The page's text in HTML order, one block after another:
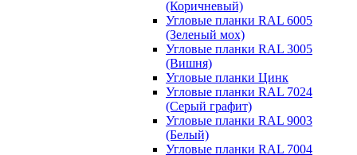
(Коричневый)
Угловые планки RAL 6005
(Зеленый мох)
Угловые планки RAL 3005
(Вишня)
Угловые планки Цинк
Угловые планки RAL 7024
(Серый графит)
Угловые планки RAL 9003
(Белый)
Угловые планки RAL 7004